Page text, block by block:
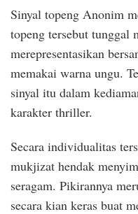
Sinyal topeng Anonim
topeng tersebut
merepresentasikan
memakai warna ungu.
sinyal itu dalam
karakter thriller.
Secara individualitas
mukjizat hendak
seragam. Pikirannya
secara kian keras buat